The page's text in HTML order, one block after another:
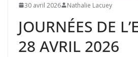
30 avril 2026 Nathalie Lacuey
JOURNÉES DE
28 AVRIL 2026